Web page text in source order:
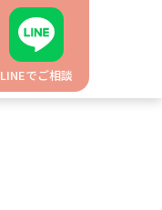
LINEでご相談